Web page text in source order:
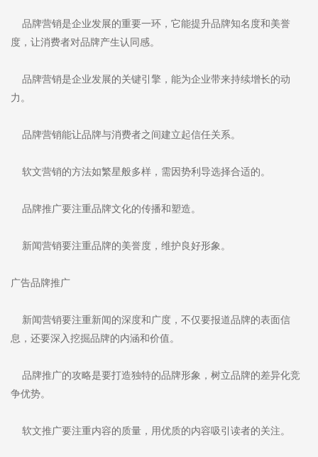
品牌营销是企业发展的重要一环，它能提升品牌知名度和美誉
度，让消费者对品牌产生认同感。
品牌营销是企业发展的关键引擎，能为企业带来持续增长的动
力。
品牌营销能让品牌与消费者之间建立起信任关系。
软文营销的方法如繁星般多样，需因势利导选择合适的。
品牌推广要注重品牌文化的传播和塑造。
新闻营销要注重品牌的美誉度，维护良好形象。
广告品牌推广
新闻营销要注重新闻的深度和广度，不仅要报道品牌的表面信
息，还要深入挖掘品牌的内涵和价值。
品牌推广的攻略是要打造独特的品牌形象，树立品牌的差异化竞
争优势。
软文推广要注重内容的质量，用优质的内容吸引读者的关注。